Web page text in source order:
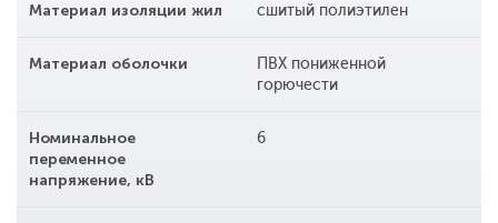
Материал изоляции жил сшитый полиэтилен
Материал оболочки
ПВХ пониженной
горючести
Номинальное
переменное
напряжение, кВ
6